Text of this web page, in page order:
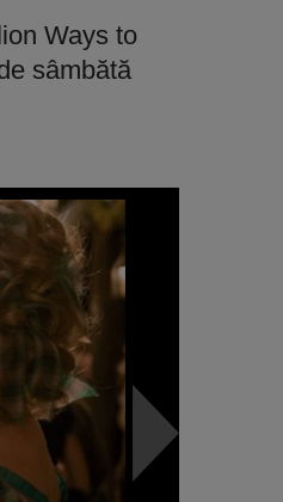
Ways to
sâmbătă